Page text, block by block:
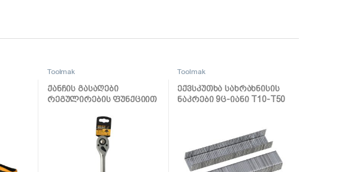
Toolmak
ქანჩის გასაღები
რეგულირების ფუნქციით
Toolmak
ექვსკუთხა სახრახნისის
ნაკრები 9ც-იანი T10-T50